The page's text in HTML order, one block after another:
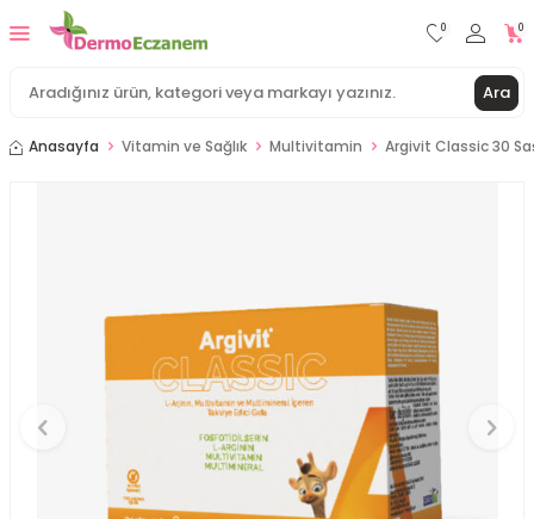
Ara
0 0
Anasayfa Vitamin ve Sağlık Multivitamin Argivit Classic 30